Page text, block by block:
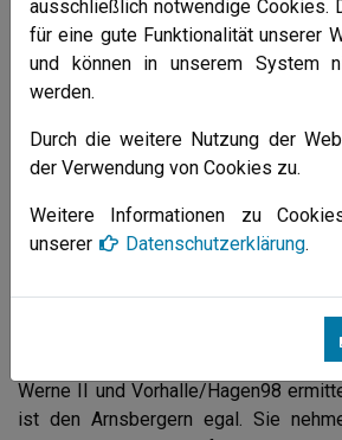
Im zweiten Spiel tauschten die
allen Akteuren möglichst viel
Am Ende hieß es leistungsgerecht 4:4.
Zu seinem Debut in der
Durch die 3 Punkte sicherte sich
Der zweite Gegner der
steht noch nicht fest und wird erst am
Werne II und Vorhalle/Hagen98
ist den Arnsbergern egal. Sie
ausschließlich notwendige Cookies.
für eine gute Funktionalität unserer
und können in unserem System
werden.
Durch die weitere Nutzung der
der Verwendung von Cookies zu.
Weitere Informationen zu
unserer
Datenschutzerklärung.